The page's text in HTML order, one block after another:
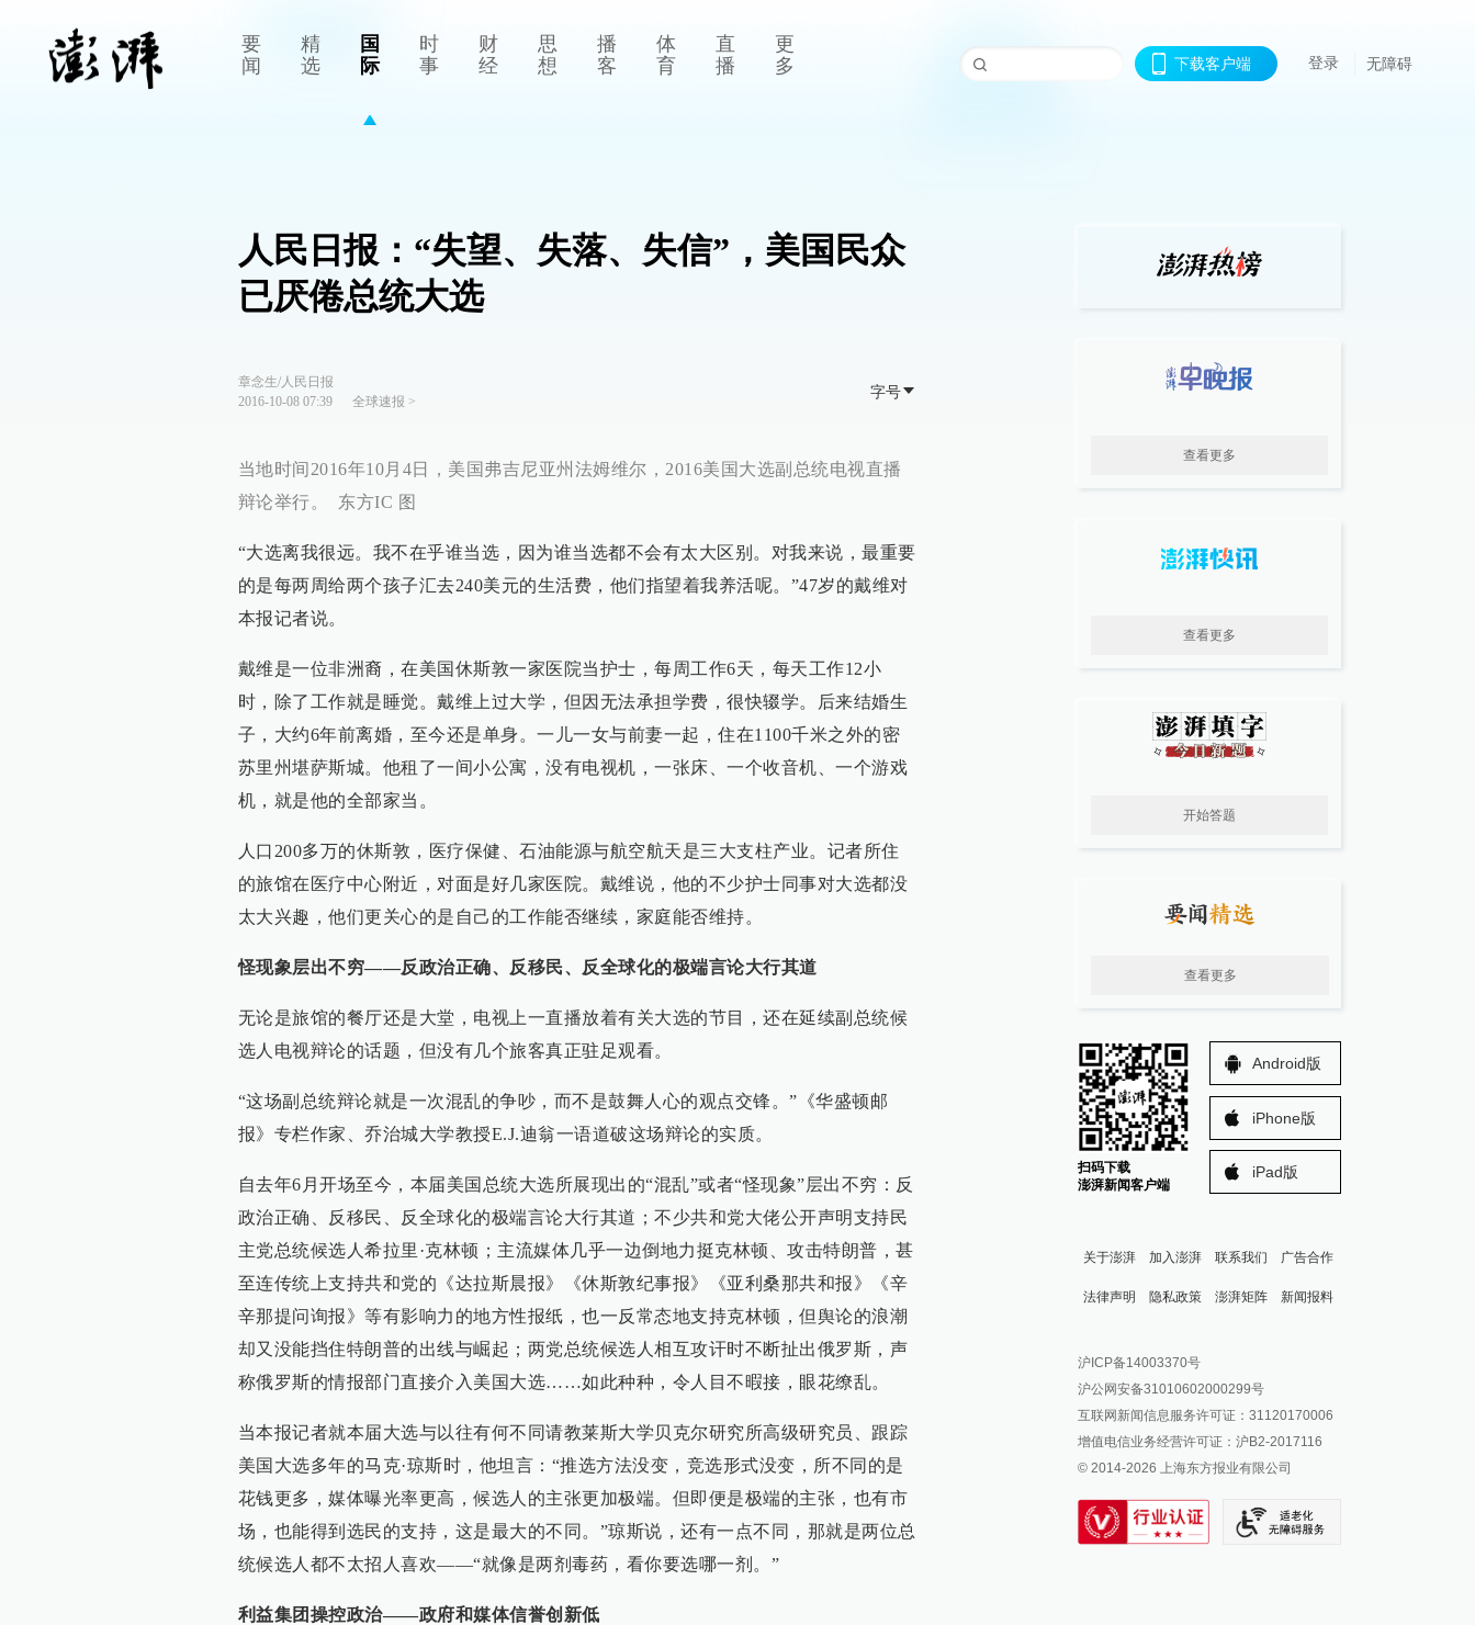
要
闻
精
选
国
际
时
事
财
经
思
想
播
客
体
育
直
播
更
多
下载客户端 登录 无障碍
人民日报：“失望、失落、失信”，美国民众
已厌倦总统大选
章念生/人民日报
2016-10-08 07:39
全球速报 >
字号
当地时间2016年10月4日，美国弗吉尼亚州法姆维尔，2016美国大选副总统电视直播
辩论举行。 东方IC 图
“大选离我很远。我不在乎谁当选，因为谁当选都不会有太大区别。对我来说，最重要
的是每两周给两个孩子汇去240美元的生活费，他们指望着我养活呢。”47岁的戴维对
本报记者说。
戴维是一位非洲裔，在美国休斯敦一家医院当护士，每周工作6天，每天工作12小
时，除了工作就是睡觉。戴维上过大学，但因无法承担学费，很快辍学。后来结婚生
子，大约6年前离婚，至今还是单身。一儿一女与前妻一起，住在1100千米之外的密
苏里州堪萨斯城。他租了一间小公寓，没有电视机，一张床、一个收音机、一个游戏
机，就是他的全部家当。
人口200多万的休斯敦，医疗保健、石油能源与航空航天是三大支柱产业。记者所住
的旅馆在医疗中心附近，对面是好几家医院。戴维说，他的不少护士同事对大选都没
太大兴趣，他们更关心的是自己的工作能否继续，家庭能否维持。
怪现象层出不穷——反政治正确、反移民、反全球化的极端言论大行其道
无论是旅馆的餐厅还是大堂，电视上一直播放着有关大选的节目，还在延续副总统候
选人电视辩论的话题，但没有几个旅客真正驻足观看。
“这场副总统辩论就是一次混乱的争吵，而不是鼓舞人心的观点交锋。”《华盛顿邮
报》专栏作家、乔治城大学教授E.J.迪翁一语道破这场辩论的实质。
自去年6月开场至今，本届美国总统大选所展现出的“混乱”或者“怪现象”层出不穷：反
政治正确、反移民、反全球化的极端言论大行其道；不少共和党大佬公开声明支持民
主党总统候选人希拉里·克林顿；主流媒体几乎一边倒地力挺克林顿、攻击特朗普，甚
至连传统上支持共和党的《达拉斯晨报》《休斯敦纪事报》《亚利桑那共和报》《辛
辛那提问询报》等有影响力的地方性报纸，也一反常态地支持克林顿，但舆论的浪潮
却又没能挡住特朗普的出线与崛起；两党总统候选人相互攻讦时不断扯出俄罗斯，声
称俄罗斯的情报部门直接介入美国大选……如此种种，令人目不暇接，眼花缭乱。
当本报记者就本届大选与以往有何不同请教莱斯大学贝克尔研究所高级研究员、跟踪
美国大选多年的马克·琼斯时，他坦言：“推选方法没变，竞选形式没变，所不同的是
花钱更多，媒体曝光率更高，候选人的主张更加极端。但即便是极端的主张，也有市
场，也能得到选民的支持，这是最大的不同。”琼斯说，还有一点不同，那就是两位总
统候选人都不太招人喜欢——“就像是两剂毒药，看你要选哪一剂。”
利益集团操控政治——政府和媒体信誉创新低
查看更多
查看更多
开始答题
查看更多
扫码下载
澎湃新闻客户端
Android版
iPhone版
iPad版
关于澎湃 加入澎湃 联系我们 广告合作
法律声明 隐私政策 澎湃矩阵
澎湃新闻公众号
澎湃新闻抖音号
派生万物开放平台
IP SHANGHAI
SIXTH TONE
新闻报料
报料邮箱: news@thepaper.cn
沪ICP备14003370号
沪公网安备31010602000299号
互联网新闻信息服务许可证：31120170006
增值电信业务经营许可证：沪B2-2017116
© 2014-2026 上海东方报业有限公司